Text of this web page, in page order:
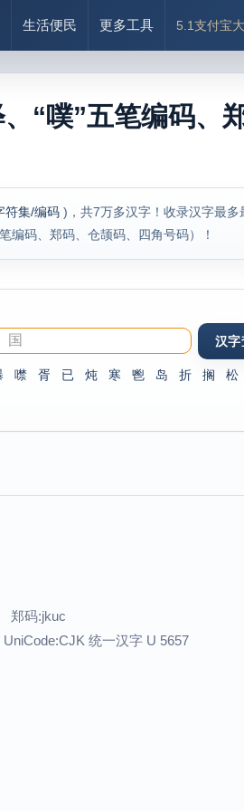
生活便民 更多工具 5.1支付宝
“噗”五笔编码
符集/编码 )，共7万多汉字！收录汉字最
编码、郑码、仓颉码、四角号码）！
噤 胥 已 炖 寒 鬯 岛 折 搁 松
码:jkuc
统一汉字 U 5657